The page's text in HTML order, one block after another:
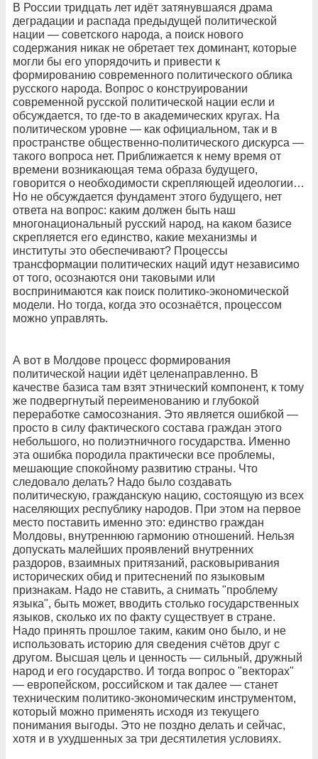
В России тридцать лет идёт затянувшаяся драма
деградации и распада предыдущей политической
нации — советского народа, а поиск нового
содержания никак не обретает тех доминант, которые
могли бы его упорядочить и привести к
формированию современного политического облика
русского народа. Вопрос о конструировании
современной русской политической нации если и
обсуждается, то где-то в академических кругах. На
политическом уровне — как официальном, так и в
пространстве общественно-политического дискурса —
такого вопроса нет. Приближается к нему время от
времени возникающая тема образа будущего,
говорится о необходимости скрепляющей идеологии…
Но не обсуждается фундамент этого будущего, нет
ответа на вопрос: каким должен быть наш
многонациональный русский народ, на каком базисе
скрепляется его единство, какие механизмы и
институты это обеспечивают? Процессы
трансформации политических наций идут независимо
от того, осознаются они таковыми или
воспринимаются как поиск политико-экономической
модели. Но тогда, когда это осознаётся, процессом
можно управлять.
А вот в Молдове процесс формирования
политической нации идёт целенаправленно. В
качестве базиса там взят этнический компонент, к тому
же подвергнутый переименованию и глубокой
переработке самосознания. Это является ошибкой —
просто в силу фактического состава граждан этого
небольшого, но полиэтничного государства. Именно
эта ошибка породила практически все проблемы,
мешающие спокойному развитию страны. Что
следовало делать? Надо было создавать
политическую, гражданскую нацию, состоящую из всех
населяющих республику народов. При этом на первое
место поставить именно это: единство граждан
Молдовы, внутреннюю гармонию отношений. Нельзя
допускать малейших проявлений внутренних
раздоров, взаимных притязаний, расковыривания
исторических обид и притеснений по языковым
признакам. Надо не ставить, а снимать "проблему
языка", быть может, вводить столько государственных
языков, сколько их по факту существует в стране.
Надо принять прошлое таким, каким оно было, и не
использовать историю для сведения счётов друг с
другом. Высшая цель и ценность — сильный, дружный
народ и его государство. И тогда вопрос о "векторах"
— европейском, российском и так далее — станет
техническим политико-экономическим инструментом,
который можно применять исходя из текущего
понимания выгоды. Это не поздно делать и сейчас,
хотя и в ухудшенных за три десятилетия условиях.